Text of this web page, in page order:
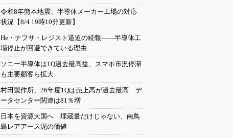
令和8年熊本地震、半導体メーカー工場の対応
状況【8/4 19時10分更新】
He・ナフサ・レジスト逼迫の続報――半導体工
場停止が回避できている理由
ソニー半導体は1Q過去最高益、スマホ市況停滞
も主要顧客ら拡大
村田製作所、26年度1Qは売上高が過去最高 デ
ータセンター関連は81％増
日本を資源大国へ 埋蔵量だけじゃない、南鳥
島レアアース泥の価値